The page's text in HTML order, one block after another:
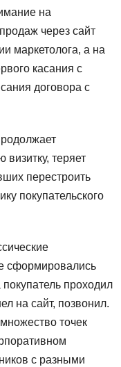
на
через сайт
маркетолога, а на
касания с
договора с
визитку, теряет
перестроить
покупательского
сформировались
покупатель проходил
на сайт, позвонил.
точек
с разными